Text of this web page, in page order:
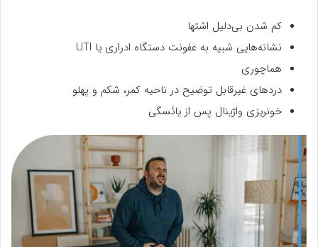
کم شدن بی‌دلیل اشتها
نشانه‌هایی شبیه به عفونت دستگاه ادراری یا UTI
هماچوری
دردهای غیرقابل توضیح در ناحیه کمر، شکم و پهلو
خونریزی واژینال پس از یائسگی